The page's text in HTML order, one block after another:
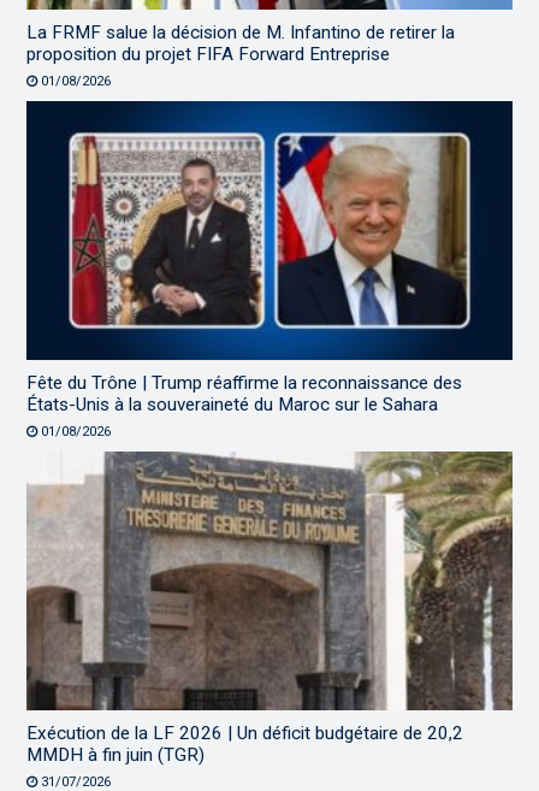
La FRMF salue la décision de M. Infantino de retirer la
proposition du projet FIFA Forward Entreprise
01/08/2026
Fête du Trône | Trump réaffirme la reconnaissance des
États-Unis à la souveraineté du Maroc sur le Sahara
01/08/2026
Exécution de la LF 2026 | Un déficit budgétaire de 20,2
MMDH à fin juin (TGR)
31/07/2026